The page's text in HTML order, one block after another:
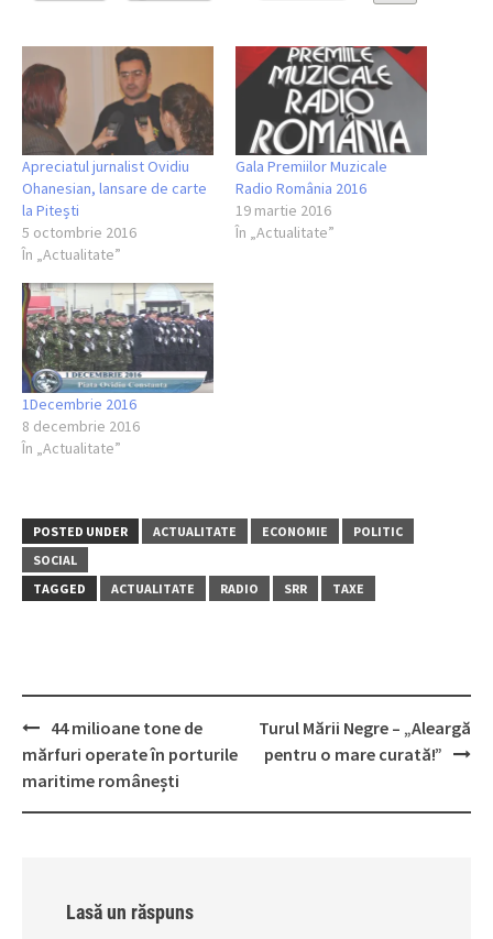
Apreciatul jurnalist Ovidiu
Ohanesian, lansare de carte
la Pitești
5 octombrie 2016
În „Actualitate”
Gala Premiilor Muzicale
Radio România 2016
19 martie 2016
În „Actualitate”
1Decembrie 2016
8 decembrie 2016
În „Actualitate”
POSTED UNDER ACTUALITATE ECONOMIE
POLITIC
SOCIAL
TAGGED
ACTUALITATE RADIO SRR TAXE
Post
navigation
44 milioane tone de
mărfuri operate în porturile
maritime românești
Turul Mării Negre – „Aleargă
pentru o mare curată!”
Lasă un răspuns